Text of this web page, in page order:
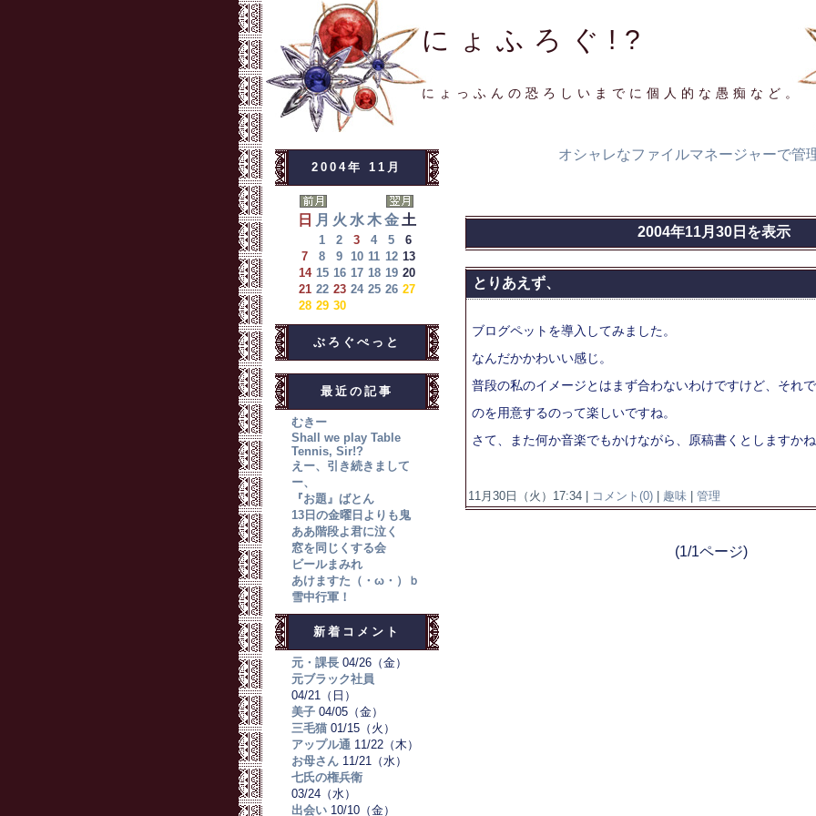
にょふろぐ!?
にょっふんの恐ろしいまでに個人的な愚痴など。
2004年 11月
日 月 火 水 木 金 土
1 2 3 4 5
6
7
8 9 10 11 12 13
14 15 16 17 18 19 20
21 22 23 24 25 26 27
28 29 30
ぶろぐぺっと
最近の記事
むきー
Shall we play Table
Tennis, Sir!?
えー、引き続きまして
ー、
『お題』ばとん
13日の金曜日よりも鬼
ああ階段よ君に泣く
窓を同じくする会
ビールまみれ
あけますた（・ω・）ｂ
雪中行軍！
新着コメント
元・課長04/26（金）
元ブラック社員
04/21（日）
美子04/05（金）
三毛猫01/15（火）
アップル通11/22（木）
お母さん11/21（水）
七氏の権兵衛
03/24（水）
出会い10/10（金）
オシャレなファイルマネージャーで管
2004年11月30日を表示
とりあえず、
ブログペットを導入してみました。
なんだかかわいい感じ。
普段の私のイメージとはまず合わないわけですけど、それ
のを用意するのって楽しいですね。
さて、また何か音楽でもかけながら、原稿書くとします
11月30日（火）17:34 | コメント(0) 趣味 管理
(1/1ページ)